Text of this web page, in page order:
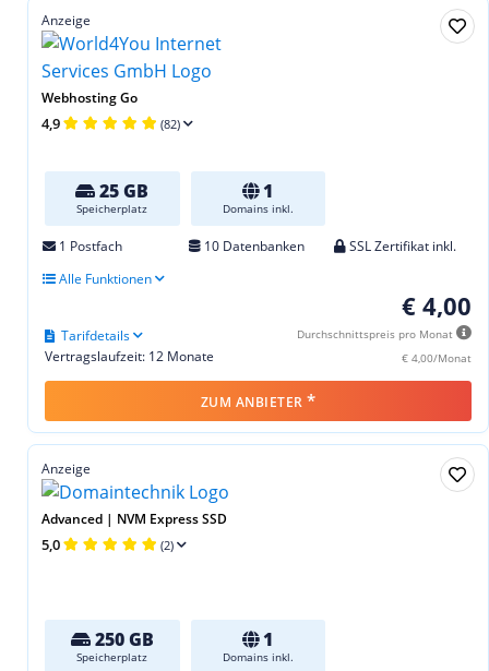
Anzeige
Webhosting Go
4,9 (82)
25 GB
Speicherplatz
1
Domains inkl.
1 Postfach 10 Datenbanken
SSL Zertifikat inkl.
Alle Funktionen
€ 4,00
Durchschnittspreis pro Monat
€ 4,00/Monat
Vertragslaufzeit: 12 Monate
Tarifdetails
ZUM ANBIETER *
Anzeige
Advanced | NVM Express SSD
5,0 (2)
250 GB
Speicherplatz
1
Domains inkl.